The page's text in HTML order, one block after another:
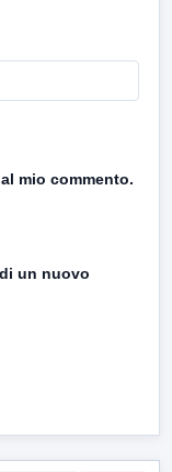
mio commento.
un nuovo